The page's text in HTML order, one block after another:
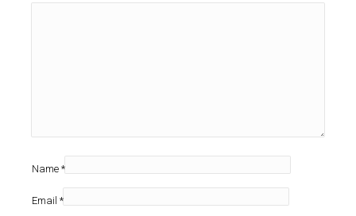
Name *
Email *